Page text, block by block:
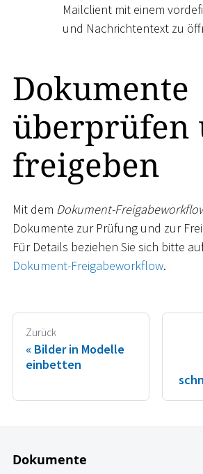
Mailclient mit einem
und Nachrichtentext zu
Dokumente
überprüfen
freigeben
Mit dem Dokument-
Dokumente zur Prüfung und zur
Für Details beziehen Sie sich bitte
Dokument-Freigabeworkflow.
Zurück
Bilder in Modelle
einbetten
Dokumente